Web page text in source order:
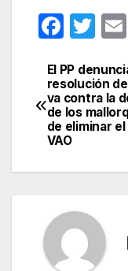
F
c
e
b
o
o
T
itt
er
de
entradas
El PP
resolución de
va contra la
de los
de eliminar
VAO